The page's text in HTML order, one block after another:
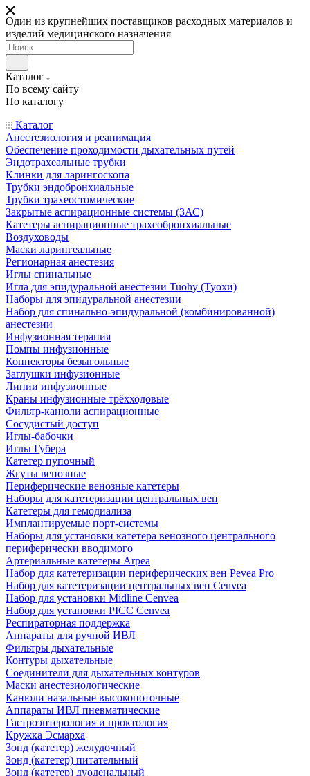
Один из крупнейших поставщиков расходных материалов и
изделий медицинского назначения
Каталог
По всему сайту
По каталогу
Каталог
Анестезиология и реанимация
Обеспечение проходимости дыхательных путей
Эндотрахеальные трубки
Клинки для ларингоскопа
Трубки эндобронхиальные
Трубки трахеостомические
Закрытые аспирационные системы (ЗАС)
Катетеры аспирационные трахеобронхиальные
Воздуховоды
Маски ларингеальные
Регионарная анестезия
Иглы спинальные
Игла для эпидуральной анестезии Tuohy (Туохи)
Наборы для эпидуральной анестезии
Набор для спинально-эпидуральной (комбинированной)
анестезии
Инфузионная терапия
Помпы инфузионные
Коннекторы безыгольные
Заглушки инфузионные
Линии инфузионные
Краны инфузионные трёхходовые
Фильтр-канюли аспирационные
Сосудистый доступ
Иглы-бабочки
Иглы Губера
Катетер пупочный
Жгуты венозные
Периферические венозные катетеры
Наборы для катетеризации центральных вен
Катетеры для гемодиализа
Имплантируемые порт‑системы
Наборы для установки катетера венозного центрального
периферически вводимого
Артериальные катетеры Arpea
Набор для катетеризации периферических вен Pevea Pro
Набор для катетеризации центральных вен Cenvea
Набор для установки Midline Cenvea
Набор для установки PICC Cenvea
Респираторная поддержка
Аппараты для ручной ИВЛ
Фильтры дыхательные
Контуры дыхательные
Соединители для дыхательных контуров
Маски анестезиологические
Канюли назальные высокопоточные
Аппараты ИВЛ пневматические
Гастроэнтерология и проктология
Кружка Эсмарха
Зонд (катетер) желудочный
Зонд (катетер) питательный
Зонд (катетер) дуоденальный